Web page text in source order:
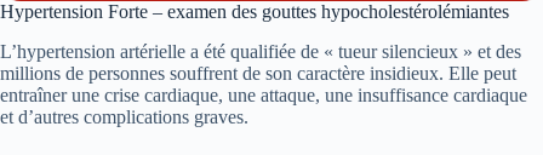
Hypertension Forte – examen des gouttes hypocholestérolémiantes
L’hypertension artérielle a été qualifiée de « tueur silencieux » et des
millions de personnes souffrent de son caractère insidieux. Elle peut
entraîner une crise cardiaque, une attaque, une insuffisance cardiaque
et d’autres complications graves.